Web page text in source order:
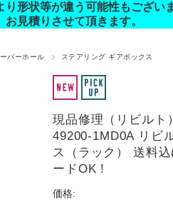
形状等が違う可能性もござい
見積りさせて頂きます。
バーホール ステアリング ギアボックス
現品修理（リビルト
49200-1MD0A リビ
ス（ラック） 送料
ードOK！
価格: